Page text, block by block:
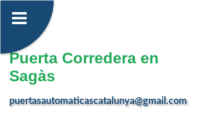
Puerta Corredera en
Sagàs
puertasautomaticascatalunya@gmail.com